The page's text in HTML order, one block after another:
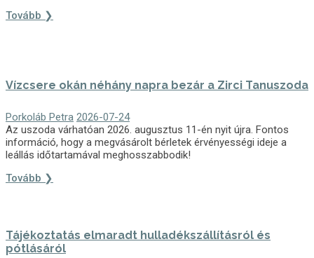
Tovább ❯
Vízcsere okán néhány napra bezár a Zirci Tanuszoda
Porkoláb Petra 2026-07-24
Az uszoda várhatóan 2026. augusztus 11-én nyit újra. Fontos
információ, hogy a megvásárolt bérletek érvényességi ideje a
leállás időtartamával meghosszabbodik!
Tovább ❯
Tájékoztatás elmaradt hulladékszállításról és
pótlásáról